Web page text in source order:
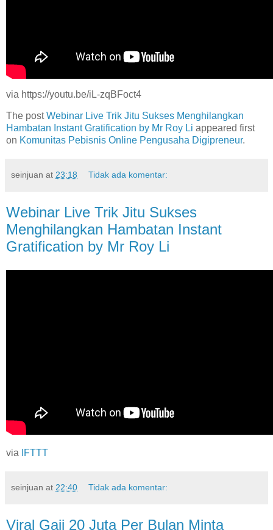
via https://youtu.be/iL-zqBFoct4
The postWebinar Live Trik Jitu Sukses Menghilangkan
Hambatan Instant Gratification by Mr Roy Li appeared first
on Komunitas Pebisnis Online Pengusaha Digipreneur.
seinjuan at 23:18 Tidak ada komentar:
Webinar Live Trik Jitu Sukses
Menghilangkan Hambatan Instant
Gratification by Mr Roy Li
via IFTTT
seinjuan at 22:40 Tidak ada komentar:
Viral Gaji 20 Juta Per Bulan Minta